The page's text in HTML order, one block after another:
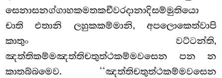
සෙනාසනග්ගාහකමතකචීවරදානාදිසම්මුතියො
චාති එතානි ලහුකකම්මානි, අපලොකෙත්වාපි
කාතුං වට්ටන්ති,
ඤත්තිකම්මඤත්තිචතුත්ථකම්මවසෙන පන න
කාතබ්බමෙව. ‘‘ඤත්තිචතුත්ථකම්මවසෙන